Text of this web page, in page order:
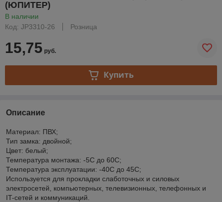
(ЮПИТЕР)
В наличии
Код: JP3310-26
Розница
15,75 руб.
Купить
Описание
Материал: ПВХ;
Тип замка: двойной;
Цвет: белый;
Температура монтажа: -5С до 60С;
Температура эксплуатации: -40С до 45С;
Используется для прокладки слаботочных и силовых
электросетей, компьютерных, телевизионных, телефонных и
IT-сетей и коммуникаций.